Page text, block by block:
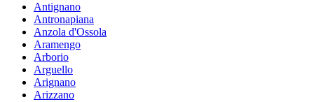
Antignano
Antronapiana
Anzola d'Ossola
Aramengo
Arborio
Arguello
Arignano
Arizzano